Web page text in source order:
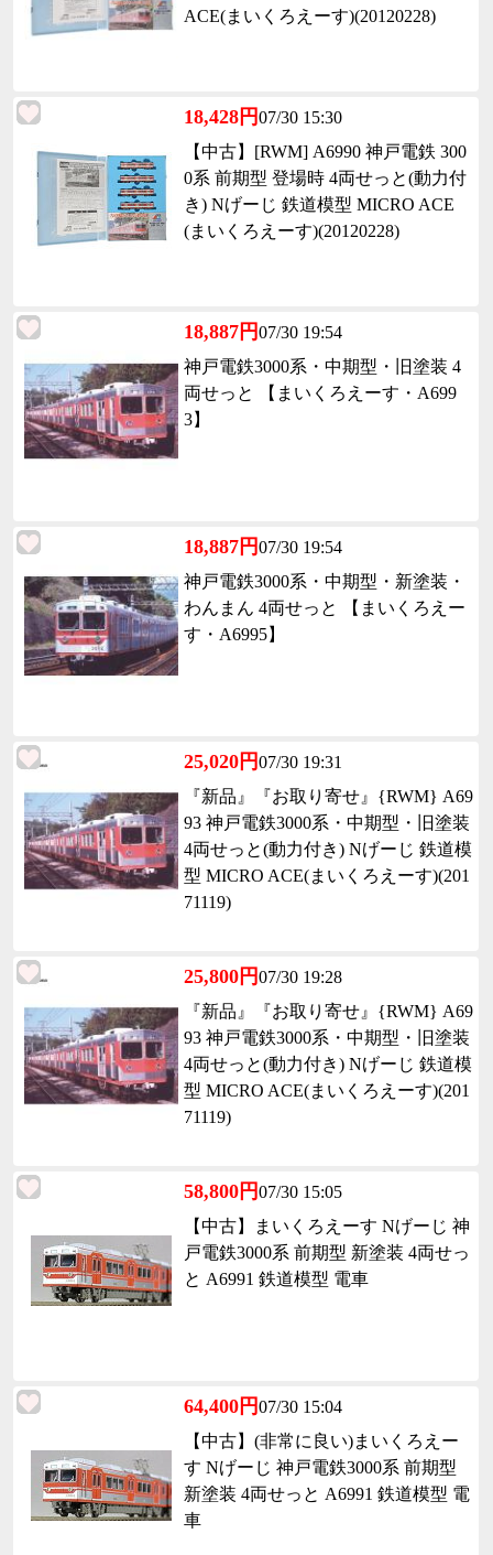
ACE(まいくろえーす)(20120228)
18,428円07/30 15:30
【中古】[RWM] A6990 神戸電鉄 300
0系 前期型 登場時 4両せっと(動力付
き) Nげーじ 鉄道模型 MICRO ACE
(まいくろえーす)(20120228)
18,887円07/30 19:54
神戸電鉄3000系・中期型・旧塗装 4
両せっと 【まいくろえーす・A699
3】
18,887円07/30 19:54
神戸電鉄3000系・中期型・新塗装・
わんまん 4両せっと 【まいくろえー
す・A6995】
25,020円07/30 19:31
『新品』『お取り寄せ』{RWM} A69
93 神戸電鉄3000系・中期型・旧塗装
4両せっと(動力付き) Nげーじ 鉄道模
型 MICRO ACE(まいくろえーす)(201
71119)
25,800円07/30 19:28
『新品』『お取り寄せ』{RWM} A69
93 神戸電鉄3000系・中期型・旧塗装
4両せっと(動力付き) Nげーじ 鉄道模
型 MICRO ACE(まいくろえーす)(201
71119)
58,800円07/30 15:05
【中古】まいくろえーす Nげーじ 神
戸電鉄3000系 前期型 新塗装 4両せっ
と A6991 鉄道模型 電車
64,400円07/30 15:04
【中古】(非常に良い)まいくろえー
す Nげーじ 神戸電鉄3000系 前期型
新塗装 4両せっと A6991 鉄道模型 電
車